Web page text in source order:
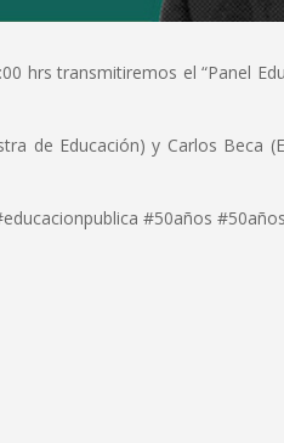
hrs transmitiremos el “Panel
de Educación) y Carlos Beca
#50años